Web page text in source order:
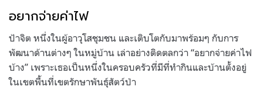
อยากจ่ายค่าไฟ
ป้าจิต หนึ่งในผู้อาวุโสชุมชน และเติบโตกับมาพร้อมๆ กับการ
พัฒนาด้านต่างๆ ในหมู่บ้าน เล่าอย่างติดตลกว่า “อยากจ่ายค่าไฟ
บ้าง” เพราะเธอเป็นหนึ่งในครอบครัวที่มีที่ทำกินและบ้านตั้งอยู่
ในเขตพื้นที่เขตรักษาพันธุ์สัตว์ป่า